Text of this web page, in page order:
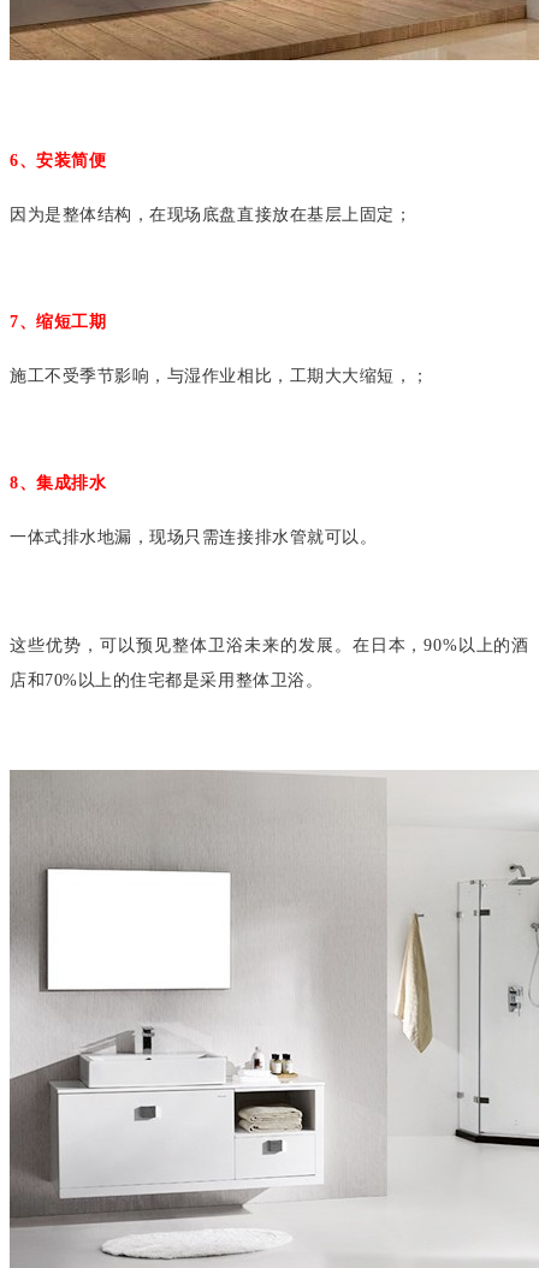
6、安装简便
因为是整体结构，在现场底盘直接放在基层上固定；
7、缩短工期
施工不受季节影响，与湿作业相比，工期大大缩短，；
8、集成排水
一体式排水地漏，现场只需连接排水管就可以。
这些优势，可以预见整体卫浴未来的发展。在日本，90%以上的酒
店和70%以上的住宅都是采用整体卫浴。